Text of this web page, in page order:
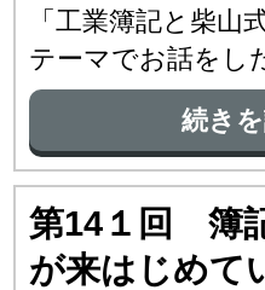
「工業簿記と柴山
テーマでお話をし
続き
第14１回 簿
が来はじめて